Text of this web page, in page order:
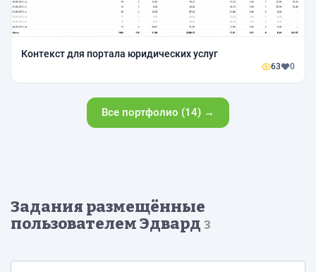
Контекст для портала юридических услуг
63 0
Все портфолио (14) →
Задания размещённые
пользователем Эдвард 3